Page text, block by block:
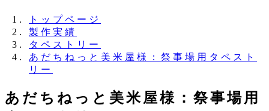
トップページ
製作実績
タペストリー
あだちねっと美米屋様：祭事場用タペスト
リー
あだちねっと美米屋様：祭事場用